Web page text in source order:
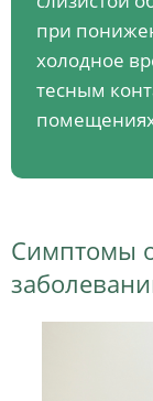
при
холодное
тесным
Симптомы